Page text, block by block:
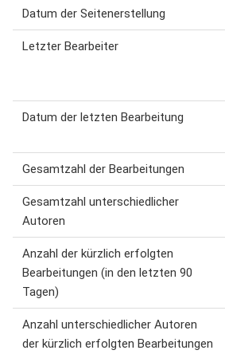
Datum der Seitenerstellung
Letzter Bearbeiter
Datum der letzten Bearbeitung
Gesamtzahl der Bearbeitungen
Gesamtzahl unterschiedlicher
Autoren
Anzahl der kürzlich erfolgten
Bearbeitungen (in den letzten 90
Tagen)
Anzahl unterschiedlicher Autoren
der kürzlich erfolgten Bearbeitungen